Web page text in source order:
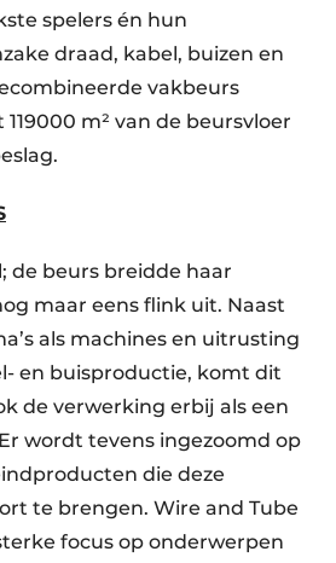
spelers én hun
draad, kabel, buizen en
vakbeurs
m² van de beursvloer
de beurs breidde haar
maar eens flink uit. Naast
als machines en uitrusting
en buisproductie, komt dit
de verwerking erbij als een
wordt tevens ingezoomd op
die deze
te brengen. Wire and Tube
focus op onderwerpen